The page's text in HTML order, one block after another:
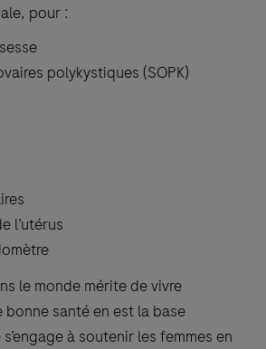
pour :
polykystiques (SOPK)
l’utérus
le monde mérite de vivre
santé en est la base
à soutenir les femmes en